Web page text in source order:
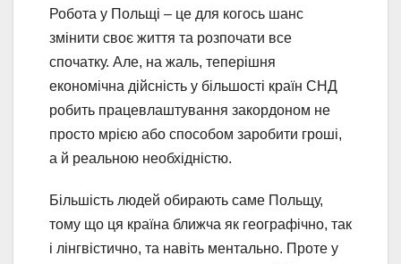
Робота у Польщі – це для когось шанс
змінити своє життя та розпочати все
спочатку. Але, на жаль, теперішня
економічна дійсність у більшості країн СНД
робить працевлаштування закордоном не
просто мрією або способом заробити гроші,
а й реальною необхідністю.
Більшість людей обирають саме Польщу,
тому що ця країна ближча як географічно, так
і лінгвістично, та навіть ментально. Проте у